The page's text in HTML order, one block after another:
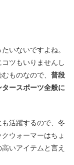
いないですよね。
ツもいりませんし
ものなので、 普段
ースポーツ全般に
活躍するので、冬
ウォーマーはちょ
いアイテムと言え